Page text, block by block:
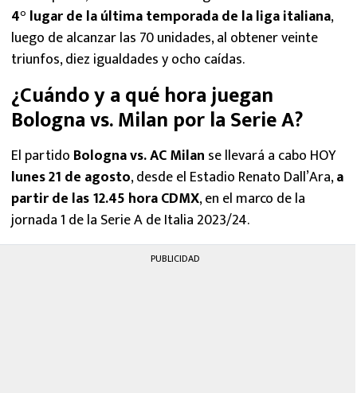
4° lugar de la última temporada de la liga italiana,
luego de alcanzar las 70 unidades, al obtener veinte
triunfos, diez igualdades y ocho caídas.
¿Cuándo y a qué hora juegan
Bologna vs. Milan por la Serie A?
El partido Bologna vs. AC Milan se llevará a cabo HOY
lunes 21 de agosto, desde el Estadio Renato Dall’Ara,a
partir de las 12.45 hora CDMX, en el marco de la
jornada 1 de la Serie A de Italia 2023/24.
PUBLICIDAD